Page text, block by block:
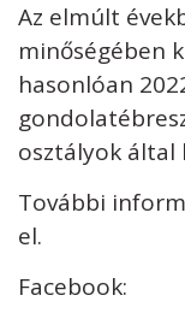
Az elmúlt
minőségében
hasonlóan
osztályok által
További
el.
Facebook: